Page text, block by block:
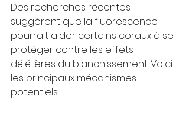
Des recherches récentes
suggèrent que la fluorescence
pourrait aider certains coraux à se
protéger contre les effets
délétères du blanchissement. Voici
les principaux mécanismes
potentiels :